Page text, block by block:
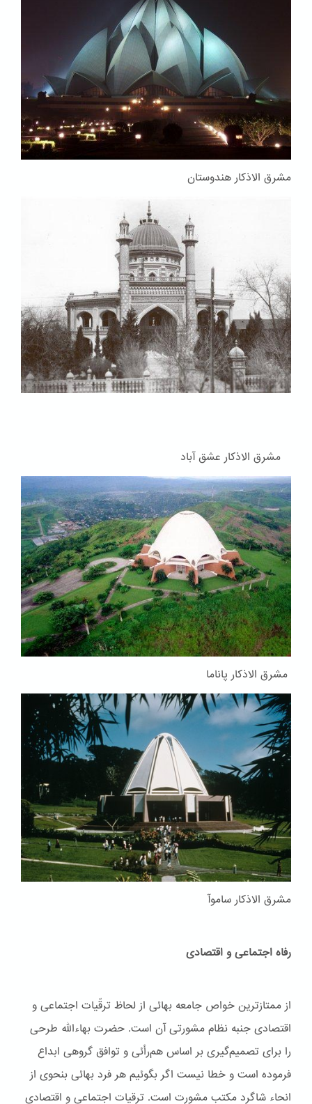
مشرق الاذکار هندوستان
مشرق الاذکار عشق آباد
مشرق الاذکار پاناما
مشرق الاذکار ساموآ
رفاه اجتماعی و اقتصادی
از ممتازترین خواص جامعه بهائی از لحاظ ترقّیات اجتماعی و
اقتصادی جنبه نظام مشورتی آن است. حضرت بهاءاللّه طرحی
را برای تصمیم‌گیری بر اساس هم‌رأئی و توافق گروهی ابداع
فرموده است و خطا نیست اگر بگوئیم هر فرد بهائی بنحوی از
انحاء شاگرد مکتب مشورت است. ترقیات اجتماعی و اقتصادی